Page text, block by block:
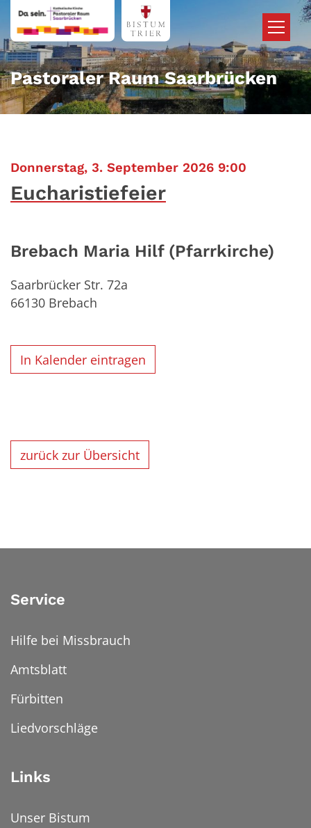
Zum Inhalt springen
Pastoraler Raum Saarbrücken
Donnerstag, 3. September 2026 9:00
Eucharistiefeier
Brebach Maria Hilf (Pfarrkirche)
Saarbrücker Str. 72a
66130 Brebach
In Kalender eintragen
zurück zur Übersicht
Service
Hilfe bei Missbrauch
Amtsblatt
Fürbitten
Liedvorschläge
Links
Unser Bistum